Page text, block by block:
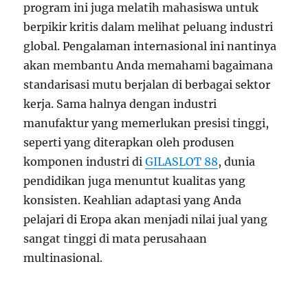
program ini juga melatih mahasiswa untuk
berpikir kritis dalam melihat peluang industri
global. Pengalaman internasional ini nantinya
akan membantu Anda memahami bagaimana
standarisasi mutu berjalan di berbagai sektor
kerja. Sama halnya dengan industri
manufaktur yang memerlukan presisi tinggi,
seperti yang diterapkan oleh produsen
komponen industri diGILASLOT 88, dunia
pendidikan juga menuntut kualitas yang
konsisten. Keahlian adaptasi yang Anda
pelajari di Eropa akan menjadi nilai jual yang
sangat tinggi di mata perusahaan
multinasional.